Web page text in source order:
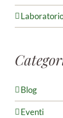
Blog
Eventi